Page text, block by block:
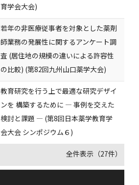
育学会大会)
若年の非医療従事者を対象とした薬剤
師業務の発展性に関するアンケート調
査 (居住地の規模の違いによる許容性
の比較) (第82回九州山口薬学大会)
教育研究を行う上で最適な研究デザイ
ンを 構築するために ― 事例を交えた
検討と課題 ― (第8回日本薬学教育学
会大会 シンポジウム６)
全件表示（27件）